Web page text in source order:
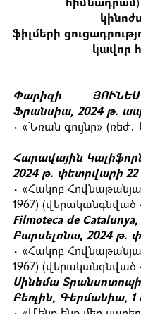
հիմնադրամ)
ֆիլմերի
կավոր
Փարիզի
Ֆրանսիա, 2024 թ.
• «Նռան գույնը»
Հարավային
2024 թ. փետրվարի 22
• «Հակոբ
1967)
Filmoteca de
Բարսելոնա, 2024 թ.
• «Հակոբ
1967)
Սինեմա
Բեռլին, Գերմանիա,